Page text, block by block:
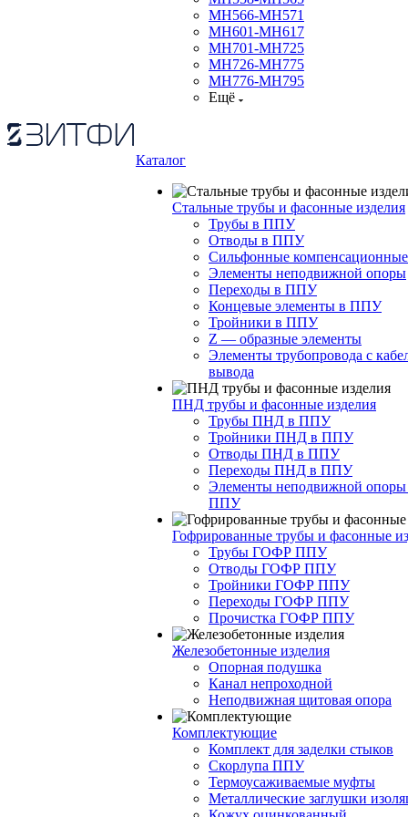
МН566-МН571
МН601-МН617
МН701-МН725
МН726-МН775
МН776-МН795
Ещё
Каталог
Стальные трубы и фасонные изделия
Трубы в ППУ
Отводы в ППУ
Сильфонные
Элементы неподвижной опоры
Переходы в ППУ
Концевые элементы в ППУ
Тройники в ППУ
Z — образные элементы
Элементы трубопровода с
вывода
ПНД трубы и фасонные изделия
Трубы ПНД в ППУ
Тройники ПНД в ППУ
Отводы ПНД в ППУ
Переходы ПНД в ППУ
Элементы неподвижной
ППУ
Гофрированные трубы и фасонные
Трубы ГОФР ППУ
Отводы ГОФР ППУ
Тройники ГОФР ППУ
Переходы ГОФР ППУ
Прочистка ГОФР ППУ
Железобетонные изделия
Опорная подушка
Канал непроходной
Неподвижная щитовая опора
Комплектующие
Комплект для заделки стыков
Скорлупа ППУ
Термоусаживаемые муфты
Металлические заглушки